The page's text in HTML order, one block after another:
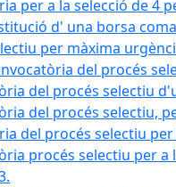
per a la selecció de 4
d' una borsa
per màxima
del procés
del procés selectiu
del procés selectiu,
del procés selectiu
procés selectiu per